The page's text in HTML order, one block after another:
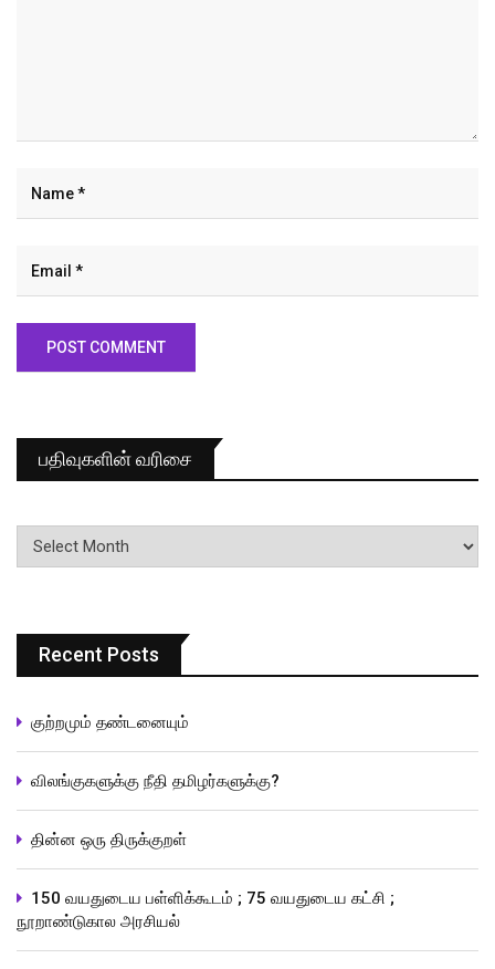
பதிவுகளின் வரிசை
பதிவுகளின்
வரிசை
Recent Posts
குற்றமும் தண்டனையும்
விலங்குகளுக்கு நீதி தமிழர்களுக்கு?
தின்ன ஒரு திருக்குறள்
150 வயதுடைய பள்ளிக்கூடம் ; 75 வயதுடைய கட்சி ;
நூறாண்டுகால அரசியல்